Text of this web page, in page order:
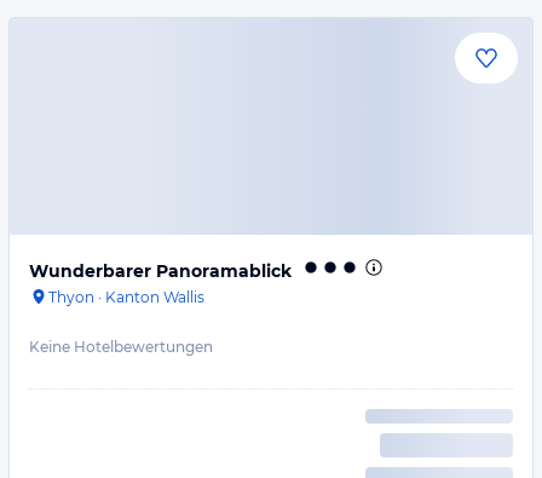
Wunderbarer Panoramablick
Thyon · Kanton Wallis
Keine Hotelbewertungen